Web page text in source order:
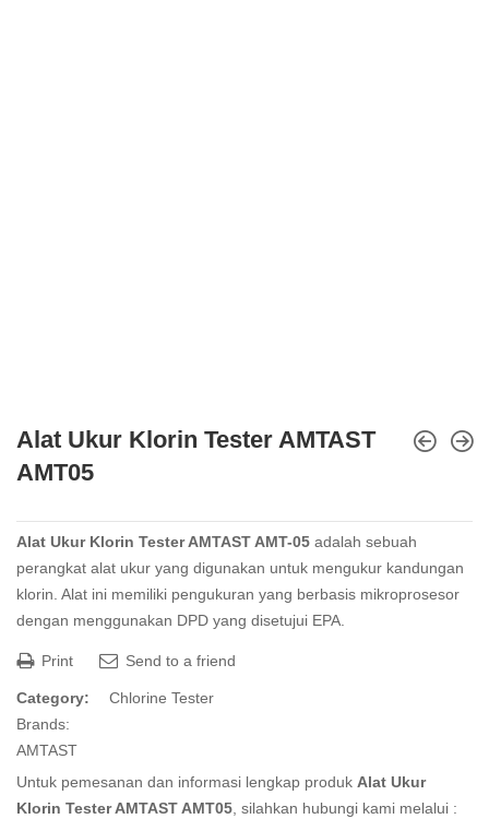
Alat Ukur Klorin Tester AMTAST
AMT05
Alat Ukur Klorin Tester AMTAST AMT-05 adalah sebuah
perangkat alat ukur yang digunakan untuk mengukur kandungan
klorin. Alat ini memiliki pengukuran yang berbasis mikroprosesor
dengan menggunakan DPD yang disetujui EPA.
Print Send to a friend
Category:
Chlorine Tester
Brands:
AMTAST
Untuk pemesanan dan informasi lengkap produk Alat Ukur
Klorin Tester AMTAST AMT05 , silahkan hubungi kami melalui :